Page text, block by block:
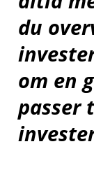
du
om en
passer